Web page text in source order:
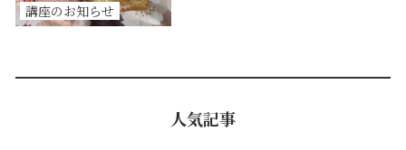
講座のお知らせ
人気記事